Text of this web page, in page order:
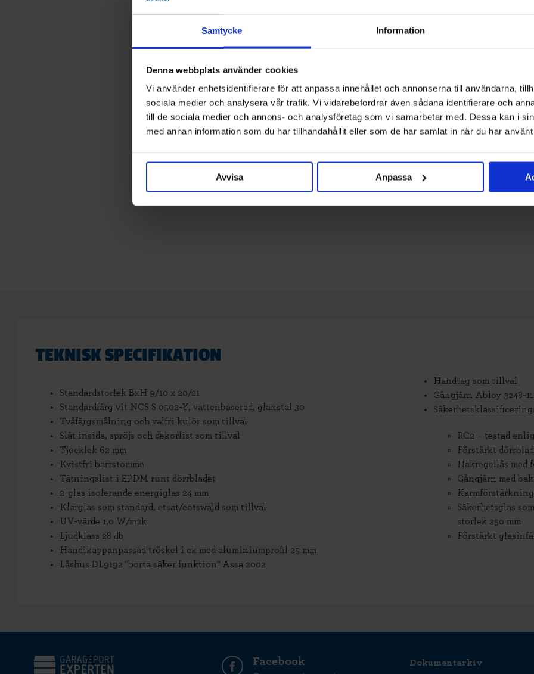
Samtycke Information
Denna webbplats använder cookies
Vi använder enhetsidentifierare för att anpassa innehållet och annonserna till användarna,
sociala medier och analysera vår trafik. Vi vidarebefordrar även sådana identifierare och
till de sociala medier och annons- och analysföretag som vi samarbetar med. Dessa kan i
med annan information som du har tillhandahållit eller som de har samlat in när du har
Avvisa Anpassa
Vi
TEKNISK SPECIFIKATION
Standardstorlek BxH 9/10 x 20/21
Standardfärg vit NCS S 0502-Y, vattenbaserad, glanstal 30
Tvåfärgsmålning och valfri kulör som tillval
Slät insida, spröjs och dekorlist som tillval
Tjocklek 62 mm
Kvistfri barrstomme
Tätningslist i EPDM runt dörrbladet
2-glas isolerande energiglas 24 mm
Klarglas som standard, etsat/cotswald som tillval
UV-värde 1,0 W/m2k
Ljudklass 28 db
Handikappanpassad tröskel i ek med aluminiumprofil 25 mm
Låshus DL9192 "borta säker funktion" Assa 2002
Handtag som tillval
Gångjärn Abloy 3248-
Säkerhetsklassificering:
RC2 – testad
Förstärkt dörrblad
Hakregellås
Gångjärn med
Säkerhetsglas
storlek 250 mm
Förstärkt
Facebook Dokumentarkiv